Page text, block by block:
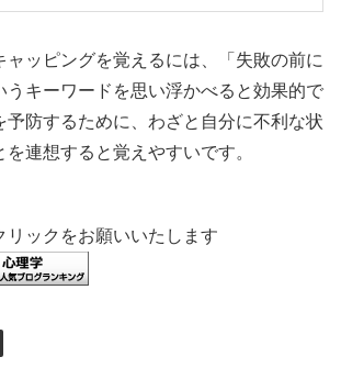
ャッピングを覚えるには、「失敗の前に
うキーワードを思い浮かべると効果的で
予防するために、わざと自分に不利な状
連想すると覚えやすいです。
リックをお願いいたします